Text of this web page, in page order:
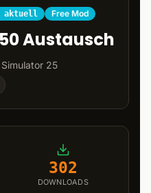
aktuell Free Mod
Austausch
25
302
DOWNLOADS